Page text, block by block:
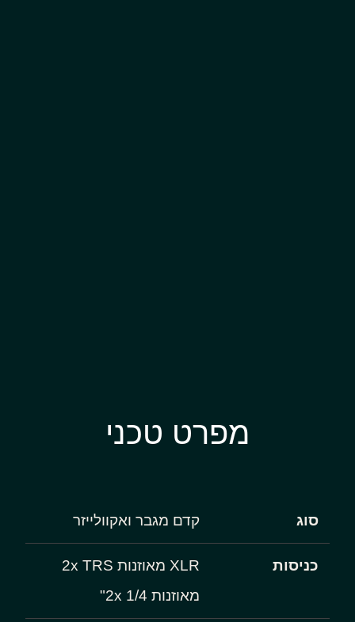
מפרט טכני
סוג קדם מגבר ואקוולייזר
כניסות
XLR מאוזנות 2x TRS
מאוזנות 2x 1/4"